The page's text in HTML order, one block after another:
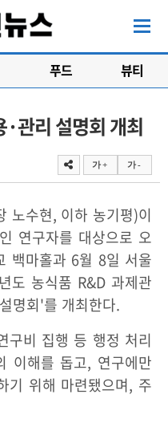
푸드 뷰티
관리 설명회 개최
가 + 가 -
노수현, 이하 농기평)이
연구자를 대상으로 오
백마홀과 6월 8일 서울
도 농식품 R&D 과제관
명회'를 개최한다.
구비 집행 등 행정 처리
이해를 돕고, 연구에만
기 위해 마련됐으며, 주